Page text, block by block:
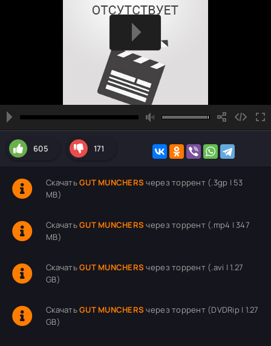
605 171
СкачатьGUT MUNCHERS через торрент (.3gp | 53
MB)
СкачатьGUT MUNCHERS через торрент (.mp4 | 347
MB)
СкачатьGUT MUNCHERS через торрент (.avi | 1.27
GB)
СкачатьGUT MUNCHERS через торрент (DVDRip | 1.27
GB)